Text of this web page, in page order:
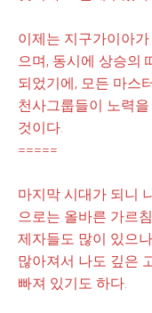
이제는 지구가이아
으며, 동시에 상승의
되었기에, 모든 마스
천사그룹들이 노력을
것이다.
=====
마지막 시대가 되니
으로는 올바른 가르
제자들도 많이 있으
많아져서 나도 깊은
빠져 있기도 하다.